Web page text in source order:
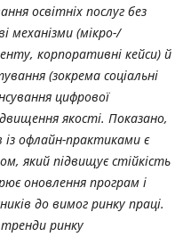
освітніх послуг без
механізми (мікро-/
корпоративні кейси) й
(зокрема соціальні
цифрової
якості. Показано,
офлайн-практиками є
який підвищує стійкість
оновлення програм і
до вимог ринку праці.
ринку